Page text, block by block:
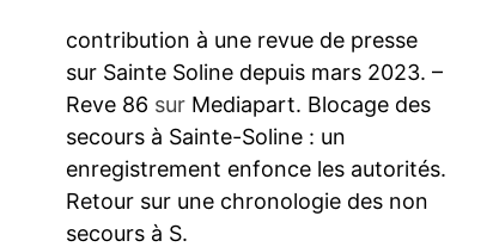
contribution à une revue de presse
sur Sainte Soline depuis mars 2023. –
Reve 86 sur Mediapart. Blocage des
secours à Sainte-Soline : un
enregistrement enfonce les autorités.
Retour sur une chronologie des non
secours à S.